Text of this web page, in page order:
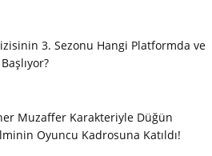
3. Sezonu Hangi Platformda ve
Muzaffer Karakteriyle Düğün
Oyuncu Kadrosuna Katıldı!